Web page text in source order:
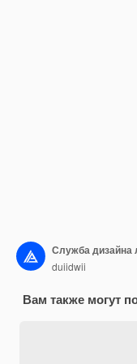
Служба дизайна
duiidwii
Вам также могут